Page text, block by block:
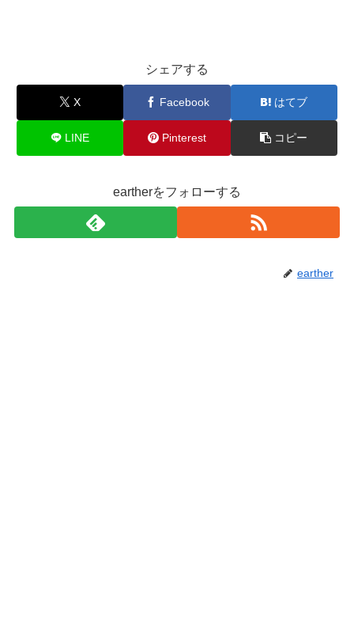
シェアする
X Facebook はてブ
LINE Pinterest コピー
eartherをフォローする
earther